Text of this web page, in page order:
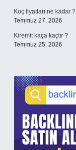
Koç fiyatları ne kadar ?
Temmuz 27, 2026
Kiremit kaça kaçtır ?
Temmuz 25, 2026